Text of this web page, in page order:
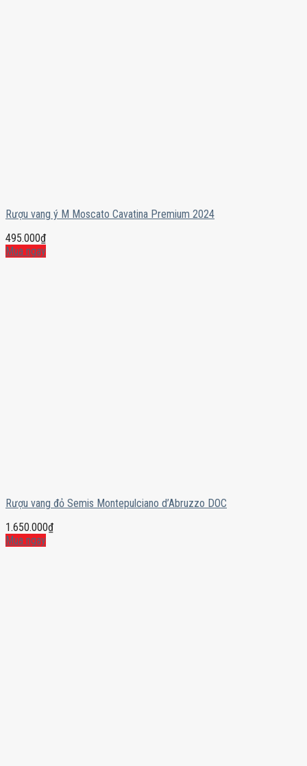
Rượu vang ý M Moscato Cavatina Premium 2024
495.000₫
Mua ngay
Rượu vang đỏ Semis Montepulciano d’Abruzzo DOC
1.650.000₫
Mua ngay